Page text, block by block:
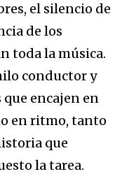
el silencio de
de los
toda la música.
conductor y
encajen en
en ritmo, tanto
que
la tarea.